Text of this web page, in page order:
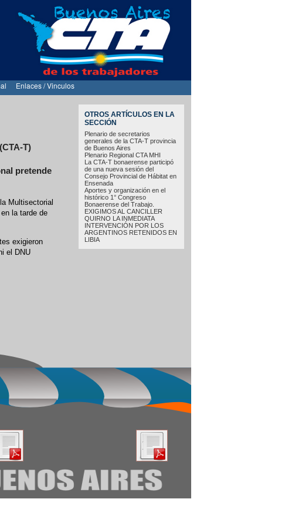
Enlaces / Vinculos
OTROS ARTÍCULOS EN LA
SECCIÓN
Plenario de secretarios
generales de la CTA-T provincia
de Buenos Aires
Plenario Regional CTA MHI
La CTA-T bonaerense participó
de una nueva sesión del
Consejo Provincial de Hábitat en
Ensenada
Aportes y organización en el
histórico 1° Congreso
Bonaerense del Trabajo.
EXIGIMOS AL CANCILLER
QUIRNO LA INMEDIATA
INTERVENCIÓN POR LOS
ARGENTINOS RETENIDOS EN
LIBIA
T)
pretende
Multisectorial
la tarde de
exigieron
el DNU